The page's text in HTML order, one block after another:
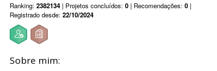
Ranking: 2382134 | Projetos concluídos: 0 | Recomendações: 0 |
Registrado desde: 22/10/2024
Sobre mim: